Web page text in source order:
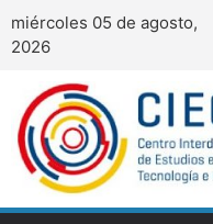
miércoles 05 de agosto,
2026